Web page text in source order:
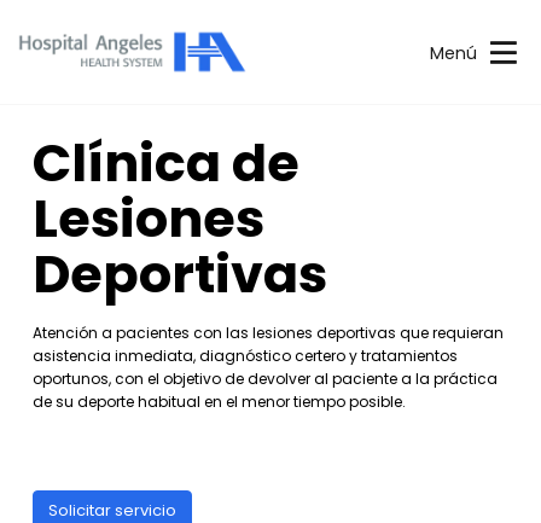
Menú
Clínica de
Lesiones
Deportivas
Atención a pacientes con las lesiones deportivas que requieran
asistencia inmediata, diagnóstico certero y tratamientos
oportunos, con el objetivo de devolver al paciente a la práctica
de su deporte habitual en el menor tiempo posible.
Solicitar servicio